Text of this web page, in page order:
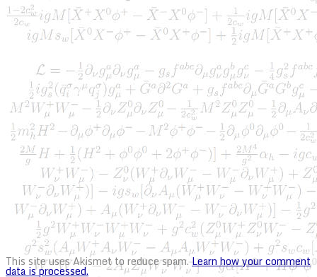
This site uses Akismet to reduce spam.Learn how your comment
data is processed.